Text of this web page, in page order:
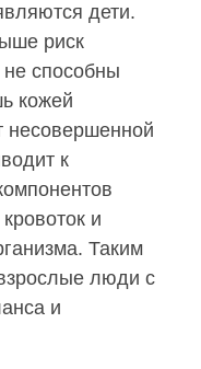
дети.
риск
способны
кожей
несовершенной
к
и
Таким
люди с
и